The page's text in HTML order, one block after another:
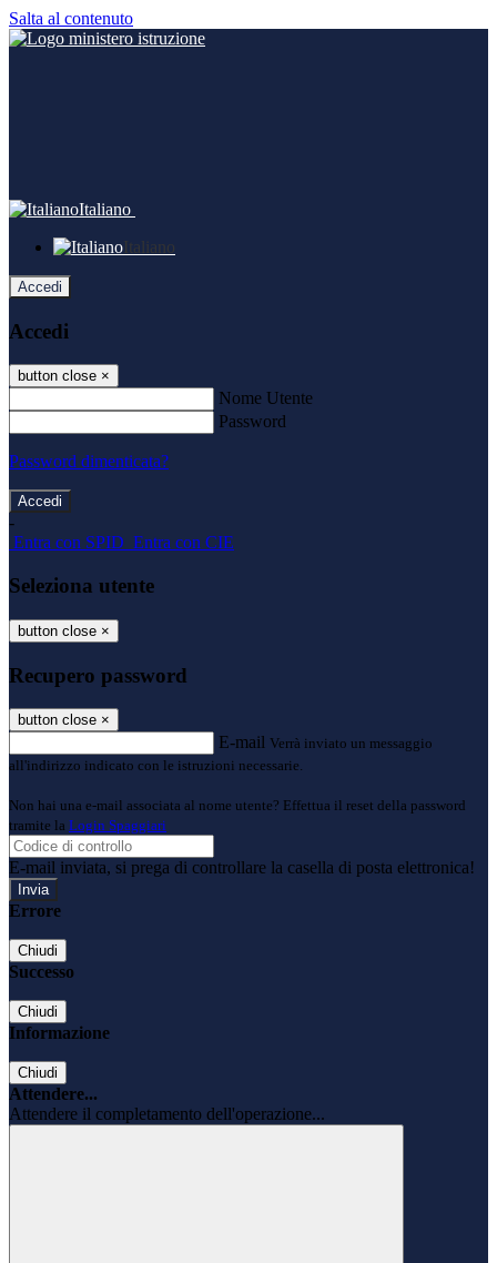
Salta al contenuto
Italiano
Italiano
Accedi
Accedi
button close ×
Nome Utente
Password
Password dimenticata?
-
Entra con SPID Entra con CIE
Seleziona utente
button close ×
Recupero password
button close ×
E-mail Verrà inviato un messaggio
all'indirizzo indicato con le istruzioni necessarie.
Non hai una e-mail associata al nome utente? Effettua il reset della password
tramite la Login Spaggiari
E-mail inviata, si prega di controllare la casella di posta elettronica!
Errore
Chiudi
Successo
Chiudi
Informazione
Chiudi
Attendere...
Attendere il completamento dell'operazione...